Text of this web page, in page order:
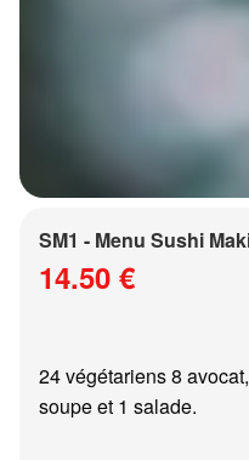
SM1 - Menu Sushi
14.50 €
24 végétariens 8
soupe et 1 salade.